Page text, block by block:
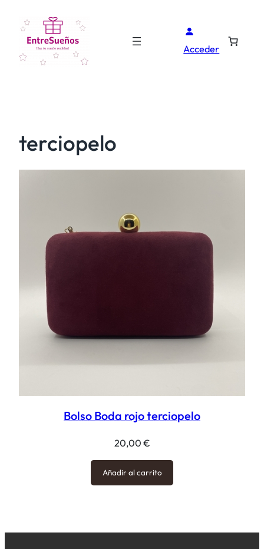
Acceder
terciopelo
Bolso Boda rojo terciopelo
20,00 €
Añadir al carrito